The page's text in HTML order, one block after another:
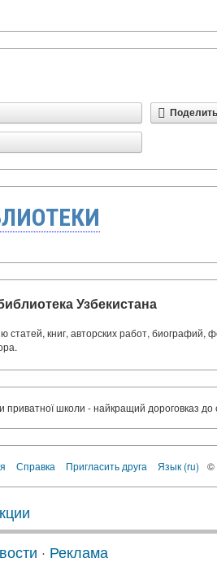
Узбекистана
статей, книг, авторских работ,
приватної школи - найкращий дороговказ до
Справка Пригласить друга Язык (ru) ©
· Реклама